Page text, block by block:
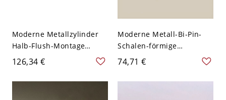
Moderne Metallzylinder
Halb-Flush-Montage
Deckenleuchte mit LED-
Wohnbereich - Orange
126,34 €
Moderne Metall-Bi-Pin-
Schalen-förmige
Deckenleuchte mit
Lampensockel - Orange
74,71 €